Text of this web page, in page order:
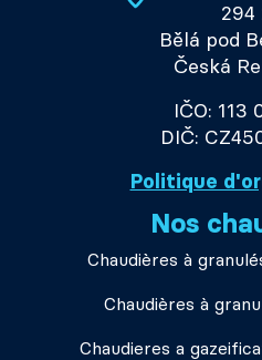
294
Bělá pod
Česká
IČO: 113
DIČ:
Politique
Nos
Chaudières à
Chaudières à
Chaudieres a